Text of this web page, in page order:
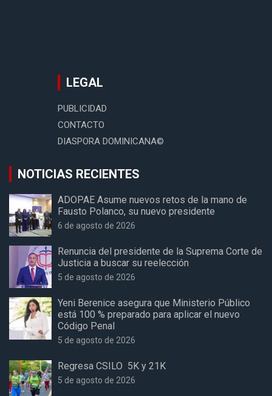
LEGAL
PUBLICIDAD
CONTACTO
DIASPORA DOMINICANA©
NOTICIAS RECIENTES
ADOPAE Asume nuevos retos de la mano de
Fausto Polanco, su nuevo presidente
6 de agosto de 2026
Renuncia del presidente de la Suprema Corte de
Justicia a buscar su reelección
5 de agosto de 2026
Yeni Berenice asegura que Ministerio Público
está 100 % preparado para aplicar el nuevo
Código Penal
5 de agosto de 2026
Regresa CSILO 5K y 21K
5 de agosto de 2026